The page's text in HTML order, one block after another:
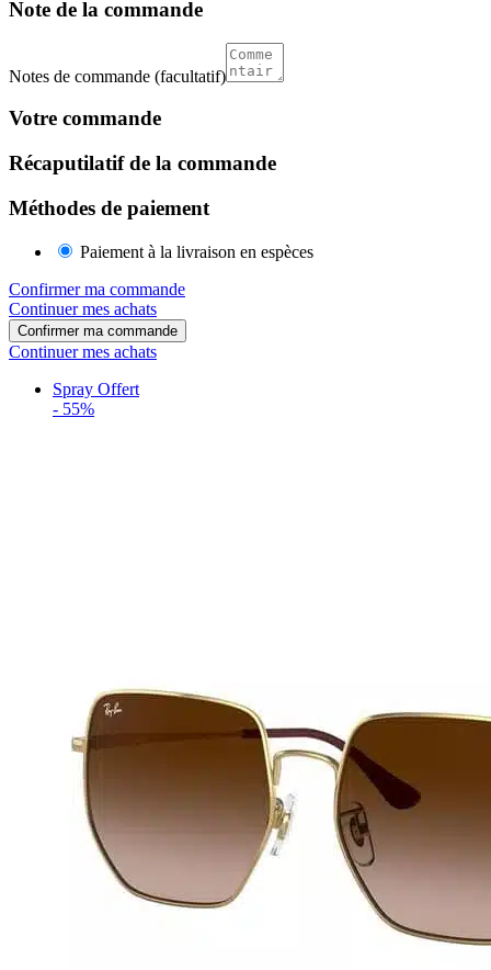
Note de la commande
Notes de commande (facultatif)
Votre commande
Récaputilatif de la commande
Méthodes de paiement
Paiement à la livraison en espèces
Confirmer ma commande
Continuer mes achats
Confirmer ma commande
Continuer mes achats
Spray Offert
- 55%